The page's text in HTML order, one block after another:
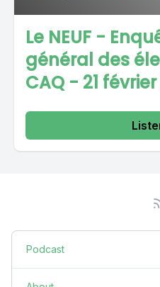
Le NEUF -
général des
CAQ - 21
Podcast